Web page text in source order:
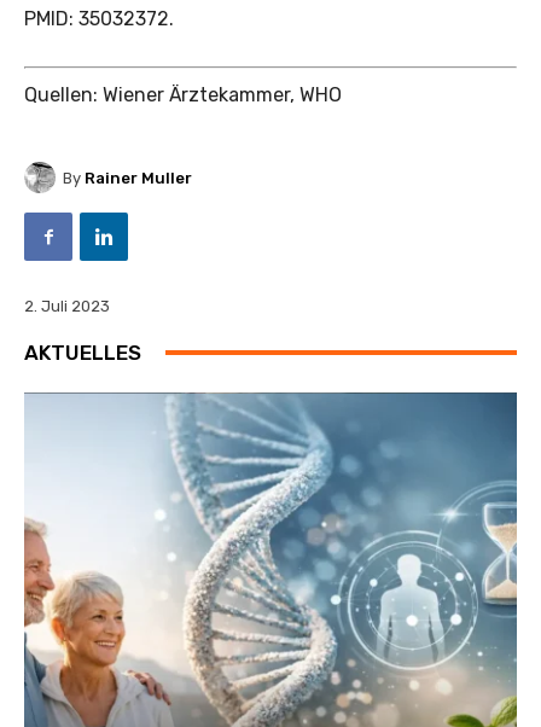
PMID: 35032372.
Quellen: Wiener Ärztekammer, WHO
By Rainer Muller
2. Juli 2023
AKTUELLES